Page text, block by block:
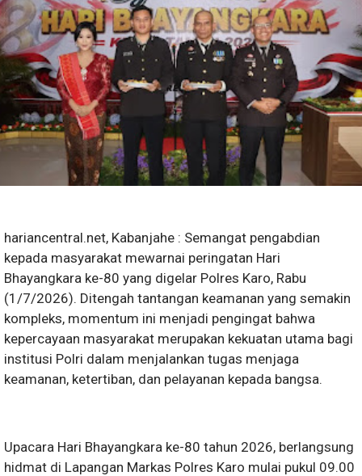
hariancentral.net, Kabanjahe : Semangat pengabdian
kepada masyarakat mewarnai peringatan Hari
Bhayangkara ke-80 yang digelar Polres Karo, Rabu
(1/7/2026). Ditengah tantangan keamanan yang semakin
kompleks, momentum ini menjadi pengingat bahwa
kepercayaan masyarakat merupakan kekuatan utama bagi
institusi Polri dalam menjalankan tugas menjaga
keamanan, ketertiban, dan pelayanan kepada bangsa.
Upacara Hari Bhayangkara ke-80 tahun 2026, berlangsung
hidmat di Lapangan Markas Polres Karo mulai pukul 09.00